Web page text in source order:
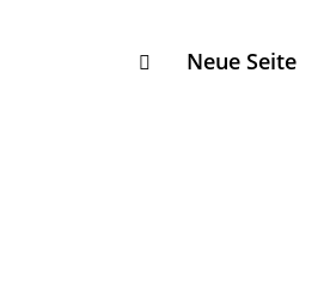
Neue Seite